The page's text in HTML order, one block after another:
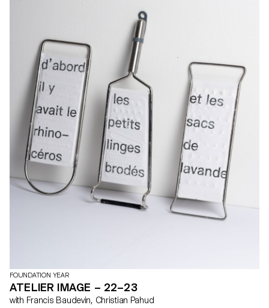
FOUNDATION YEAR
ATELIER IMAGE – 22–23
with Francis Baudevin, Christian Pahud